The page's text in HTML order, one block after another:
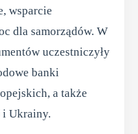
wsparcie
dla samorządów. W
uczestniczyły
banki
a także
i Ukrainy.